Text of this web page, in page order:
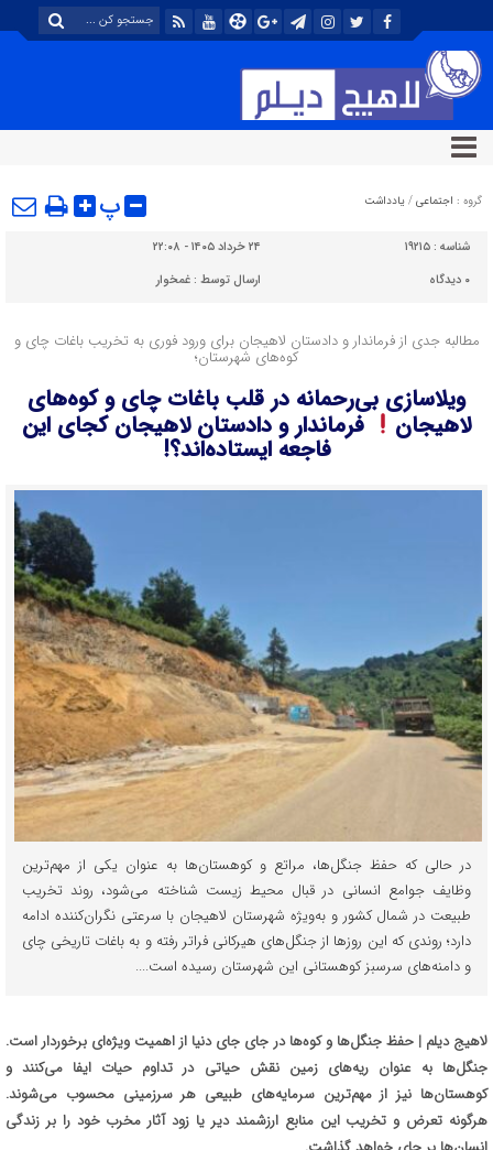
گروه : اجتماعی / یادداشت پ
شناسه : ۱۹۲۱۵
۲۴ خرداد ۱۴۰۵ - ۲۲:۰۸
۰ دیدگاه ارسال توسط :غمخوار
مطالبه جدی از فرماندار و دادستان لاهیجان برای ورود فوری به تخریب باغات چای و
کوه‌های شهرستان؛
ویلاسازی بی‌رحمانه در قلب باغات چای و کوه‌های
لاهیجان فرماندار و دادستان لاهیجان کجای این
فاجعه ایستاده‌اند؟!
در حالی که حفظ جنگل‌ها، مراتع و کوهستان‌ها به عنوان یکی از مهم‌ترین
وظایف جوامع انسانی در قبال محیط زیست شناخته می‌شود، روند تخریب
طبیعت در شمال کشور و به‌ویژه شهرستان لاهیجان با سرعتی نگران‌کننده ادامه
دارد؛ روندی که این روزها از جنگل‌های هیرکانی فراتر رفته و به باغات تاریخی چای
و دامنه‌های سرسبز کوهستانی این شهرستان رسیده است....
لاهیج دیلم | حفظ جنگل‌ها و کوه‌ها در جای جای دنیا از اهمیت ویژه‌ای برخوردار است.
جنگل‌ها به عنوان ریه‌های زمین نقش حیاتی در تداوم حیات ایفا می‌کنند و
کوهستان‌ها نیز از مهم‌ترین سرمایه‌های طبیعی هر سرزمینی محسوب می‌شوند.
هرگونه تعرض و تخریب این منابع ارزشمند دیر یا زود آثار مخرب خود را بر زندگی